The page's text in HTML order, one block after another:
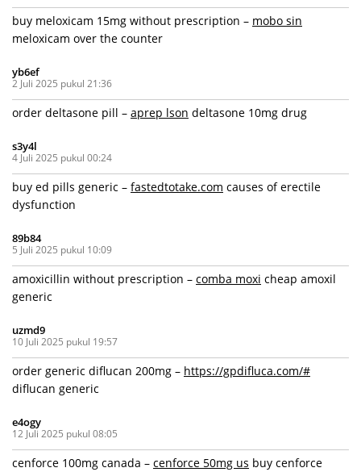
buy meloxicam 15mg without prescription – mobo sin
meloxicam over the counter
yb6ef
2 Juli 2025 pukul 21:36
order deltasone pill – aprep lson deltasone 10mg drug
s3y4l
4 Juli 2025 pukul 00:24
buy ed pills generic – fastedtotake.com causes of erectile
dysfunction
89b84
5 Juli 2025 pukul 10:09
amoxicillin without prescription – comba moxi cheap amoxil
generic
uzmd9
10 Juli 2025 pukul 19:57
order generic diflucan 200mg – https://gpdifluca.com/#
diflucan generic
e4ogy
12 Juli 2025 pukul 08:05
cenforce 100mg canada – cenforce 50mg us buy cenforce